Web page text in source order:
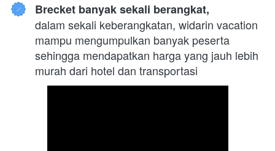
Brecket banyak sekali berangkat,
dalam sekali keberangkatan, widarin vacation
mampu mengumpulkan banyak peserta
sehingga mendapatkan harga yang jauh lebih
murah dari hotel dan transportasi